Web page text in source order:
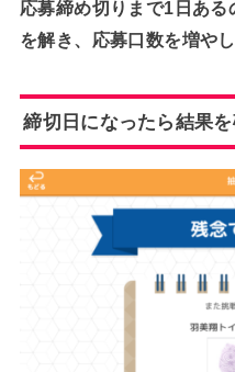
応募締め切りまで1日あ
を解き、応募口数を増や
締切日になったら結果を